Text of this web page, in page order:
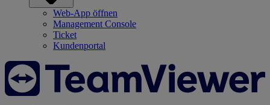
Web-App öffnen
Management Console
Ticket
Kundenportal